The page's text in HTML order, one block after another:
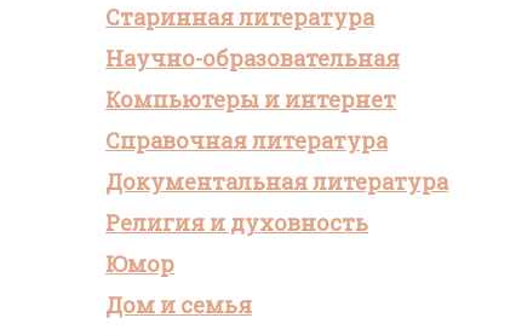
Старинная литература
Научно-образовательная
Компьютеры и интернет
Справочная литература
Документальная литература
Религия и духовность
Юмор
Дом и семья